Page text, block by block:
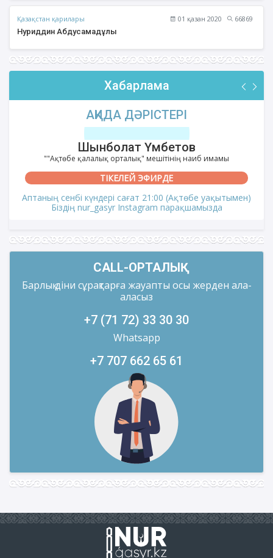
Қазақстан қарилары 01 қазан 2020
66869
Нуриддин Абдусамадұлы
Хабарлама
АҚИДА ДӘРІСТЕРІ
Шынболат Үмбетов
""Ақтөбе қалалық орталық" мешітінің наиб имамы
ТІКЕЛЕЙ ЭФИРДЕ
Аптаның сенбі күндері сағат 21:00 (Ақтөбе уақытымен)
Біздің nur_gasyr Instagram парақшамызда
CALL-ОРТАЛЫҚ
Барлық діни сұрақтарға жауапты осы жерден ала-
аласыз
+7 (71 72) 33 30 30
Whatsapp
+7 707 662 65 61